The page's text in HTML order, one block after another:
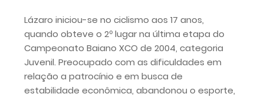
Lázaro iniciou-se no ciclismo aos 17 anos,
quando obteve o 2º lugar na última etapa do
Campeonato Baiano XCO de 2004, categoria
Juvenil. Preocupado com as dificuldades em
relação a patrocínio e em busca de
estabilidade econômica, abandonou o esporte,